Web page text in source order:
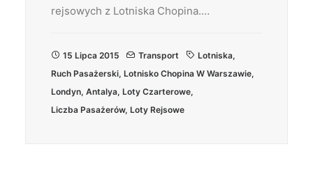
rejsowych z Lotniska Chopina.…
15 Lipca 2015 Transport Lotniska,
Ruch Pasażerski, Lotnisko Chopina W Warszawie,
Londyn, Antalya, Loty Czarterowe,
Liczba Pasażerów, Loty Rejsowe